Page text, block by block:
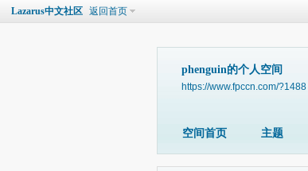
Lazarus中文社区 返回首页
phenguin的个人空间
https://www.fpccn.com/?1488
空间首页 主题